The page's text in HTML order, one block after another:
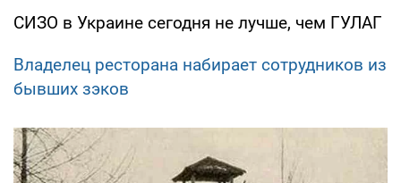
СИЗО в Украине сегодня не лучше, чем ГУЛАГ
Владелец ресторана набирает сотрудников из
бывших зэков